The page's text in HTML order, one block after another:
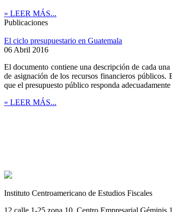
» LEER MÁS...
Publicaciones
El ciclo presupuestario en Guatemala
06 Abril 2016
El documento contiene una descripción de cada
de asignación de los recursos financieros públicos.
que el presupuesto público responda
» LEER MÁS...
Instituto Centroamericano de Estudios Fiscales
12 calle 1-25 zona 10, Centro Empresarial Géminis